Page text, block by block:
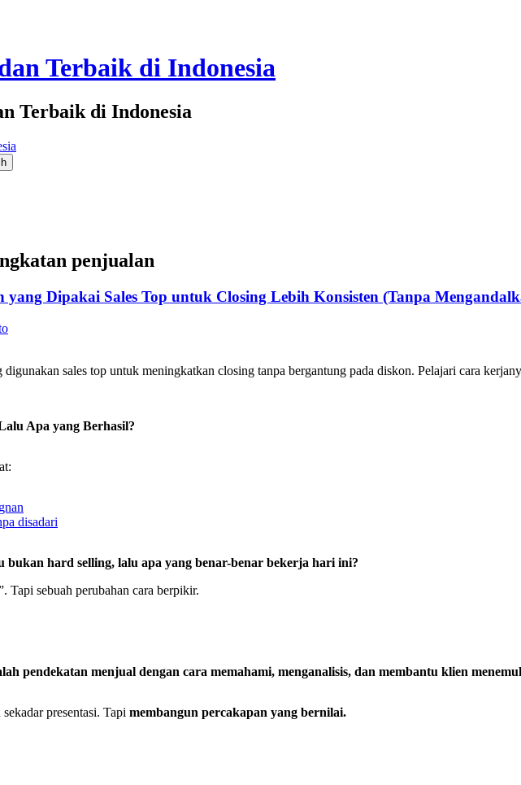
Terbaik di Indonesia
Terbaik di Indonesia
penjualan
Dipakai Sales Top untuk Closing Lebih Konsisten (Tanpa
sales top untuk meningkatkan closing tanpa bergantung pada diskon. Pelajari cara
Apa yang Berhasil?
disadari
bukan hard selling, lalu apa yang benar-benar bekerja hari ini?
Tapi sebuah perubahan cara berpikir.
pendekatan menjual dengan cara memahami, menganalisis, dan membantu klien
presentasi. Tapi membangun percakapan yang bernilai.